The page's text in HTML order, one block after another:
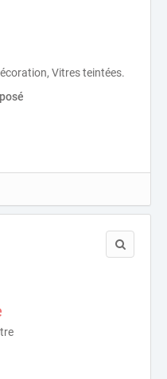
Vitres teintées.